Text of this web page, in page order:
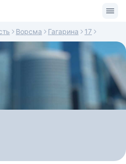
Ворсма Гагарина 17